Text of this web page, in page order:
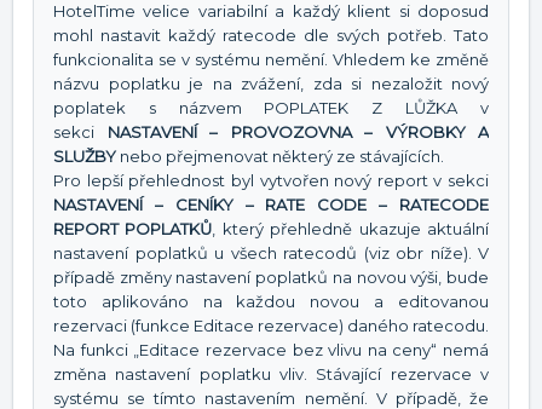
HotelTime velice variabilní a každý klient si doposud
mohl nastavit každý ratecode dle svých potřeb. Tato
funkcionalita se v systému nemění. Vhledem ke změně
názvu poplatku je na zvážení, zda si nezaložit nový
poplatek s názvem POPLATEK Z LŮŽKA v
sekci NASTAVENÍ – PROVOZOVNA – VÝROBKY A
SLUŽBY nebo přejmenovat některý ze stávajících.
Pro lepší přehlednost byl vytvořen nový report v sekci
NASTAVENÍ – CENÍKY – RATE CODE – RATECODE
REPORT POPLATKŮ , který přehledně ukazuje aktuální
nastavení poplatků u všech ratecodů (viz obr níže). V
případě změny nastavení poplatků na novou výši, bude
toto aplikováno na každou novou a editovanou
rezervaci (funkce Editace rezervace) daného ratecodu.
Na funkci „Editace rezervace bez vlivu na ceny“ nemá
změna nastavení poplatku vliv. Stávající rezervace v
systému se tímto nastavením nemění. V případě, že